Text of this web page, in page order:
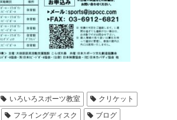
いろいろスポーツ教室
クリケット
フライングディスク
ブログ